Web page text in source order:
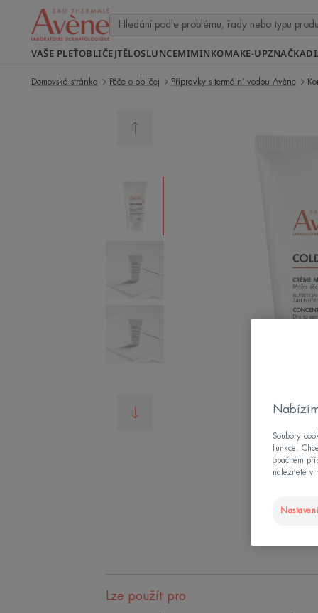
VAŠE PLEŤOBLIČEJTĚLOSLUNCEMIMINKOMAKE-UPZNAČKA
Domovská stránka Péče o obličej Přípravky s termální vodou Avène
Lze použít pro
Soubory
funkce.
opačném
naleznete v